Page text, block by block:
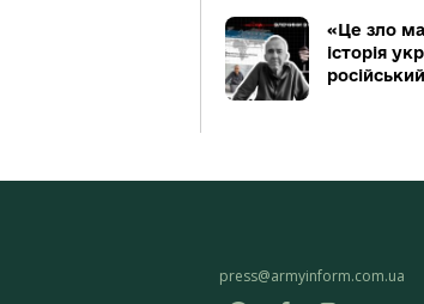
«Це зло
історія
press@armyinform.com.ua